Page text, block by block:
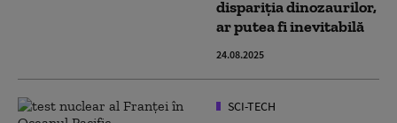
dispariția dinozaurilor,
ar putea fi inevitabilă
24.08.2025
SCI-TECH